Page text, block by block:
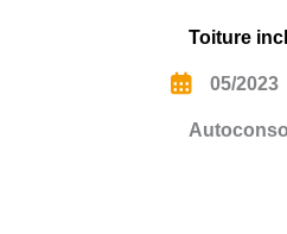
Toiture
05/2023